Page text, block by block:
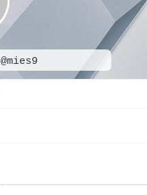
@mies9